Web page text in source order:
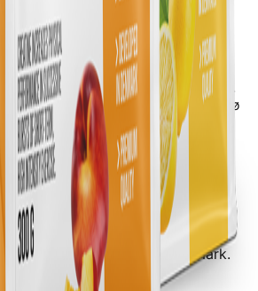
til forhandlerens hjemmeside
et kvalitetskosttilskud fra Bodylab
mest anvendte form for kreatin pø
har samme dokumenterede
og er ogsø meget ubredt.
de bedste kosttilskud i Danmark.